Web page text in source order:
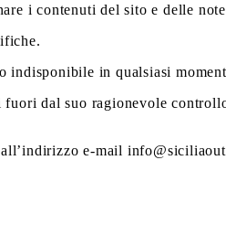
i contenuti del sito e delle
indisponibile in qualsiasi
dal suo ragionevole
e-mail